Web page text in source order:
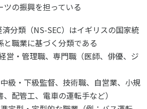
の振興を担っている
分類（NS-SEC）はイギリスの国家統
職業に基づく分類である
営・管理職、専門職（医師、俳優、ジ
中級・下級監督、技術職、自営業、小規
配管工、電車の運転手など）